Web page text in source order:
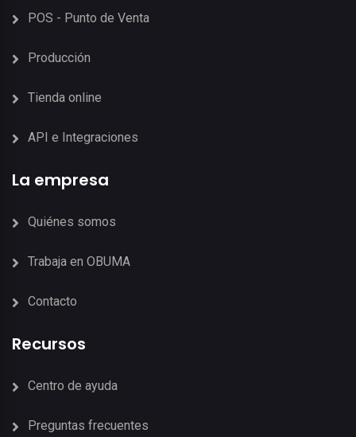
POS - Punto de Venta
Producción
Tienda online
API e Integraciones
La empresa
Quiénes somos
Trabaja en OBUMA
Contacto
Recursos
Centro de ayuda
Preguntas frecuentes